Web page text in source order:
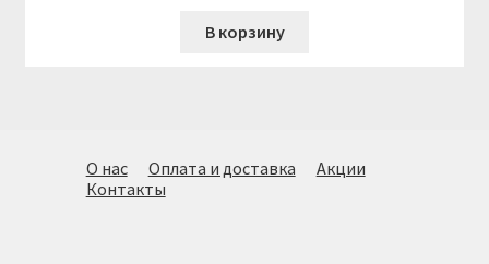
В корзину
О нас Оплата и доставка
Акции
Контакты